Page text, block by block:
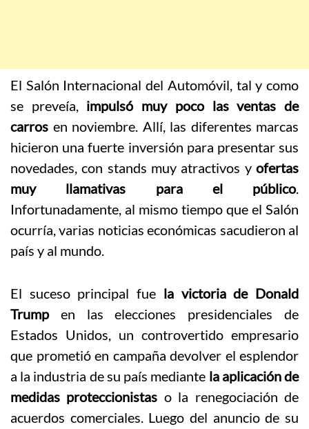
El Salón Internacional del Automóvil, tal y como
se preveía, impulsó muy poco las ventas de
carros en noviembre. Allí, las diferentes marcas
hicieron una fuerte inversión para presentar sus
novedades, con stands muy atractivos y ofertas
muy llamativas para el público.
Infortunadamente, al mismo tiempo que el Salón
ocurría, varias noticias económicas sacudieron al
país y al mundo.
El suceso principal fue la victoria de Donald
Trumpen las elecciones presidenciales de
Estados Unidos, un controvertido empresario
que prometió en campaña devolver el esplendor
a la industria de su país mediante la aplicación de
medidas proteccionistas o la renegociación de
acuerdos comerciales. Luego del anuncio de su